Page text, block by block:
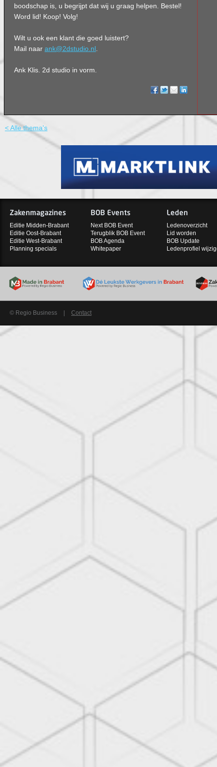
boodschap is, u begrijpt dat wij u graag helpen. Bestel!
Word lid! Koop! Volg!
Wilt u ook een klant die goed luistert?
Mail naar ank@2dstudio.nl.
Ank Klis. 2d studio in vorm.
< Alle thema's
Zakenmagazines
Editie Midden-Brabant
Editie Oost-Brabant
Editie West-Brabant
Planning specials
BOB Events
Next BOB Event
Terugblik BOB Event
BOB Agenda
Whitepaper
Leden
Ledenoverzicht
Lid worden
BOB Update
Ledenprofiel
© Regio Business Contact